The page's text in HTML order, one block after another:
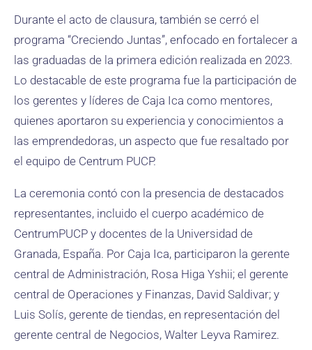
Durante el acto de clausura, también se cerró el
programa “Creciendo Juntas”, enfocado en fortalecer a
las graduadas de la primera edición realizada en 2023.
Lo destacable de este programa fue la participación de
los gerentes y líderes de Caja Ica como mentores,
quienes aportaron su experiencia y conocimientos a
las emprendedoras, un aspecto que fue resaltado por
el equipo de Centrum PUCP.
La ceremonia contó con la presencia de destacados
representantes, incluido el cuerpo académico de
CentrumPUCP y docentes de la Universidad de
Granada, España. Por Caja Ica, participaron la gerente
central de Administración, Rosa Higa Yshii; el gerente
central de Operaciones y Finanzas, David Saldivar; y
Luis Solís, gerente de tiendas, en representación del
gerente central de Negocios, Walter Leyva Ramirez.